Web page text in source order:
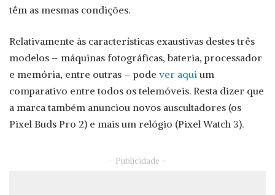
têm as mesmas condições.
Relativamente às características exaustivas destes três
modelos – máquinas fotográficas, bateria, processador
e memória, entre outras – pode ver aqui um
comparativo entre todos os telemóveis. Resta dizer que
a marca também anunciou novos auscultadores (os
Pixel Buds Pro 2) e mais um relógio (Pixel Watch 3).
– Publicidade –